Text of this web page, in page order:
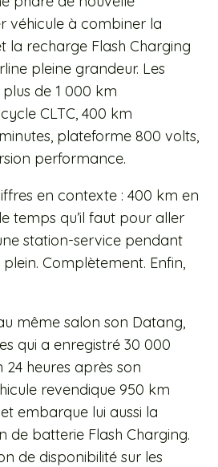
véhicule à combiner la
la recharge Flash Charging
pleine grandeur. Les
de 1 000 km
CLTC, 400 km
plateforme 800 volts,
performance.
en contexte : 400 km en
temps qu’il faut pour aller
station-service pendant
Complètement. Enfin,
même salon son Datang,
qui a enregistré 30 000
heures après son
revendique 950 km
embarque lui aussi la
de batterie Flash Charging.
de disponibilité sur les